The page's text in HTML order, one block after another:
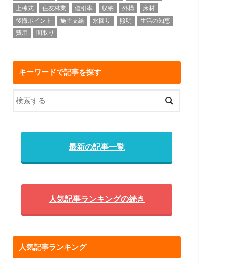
上棟式
住友林業 値引率 収納 外構
床材
後悔ポイント
施主支給 水回り 照明
生活の知恵
費用
間取り
キーワードで記事を探す
最新の記事一覧
人気記事ランキングの続き
人気記事ランキング